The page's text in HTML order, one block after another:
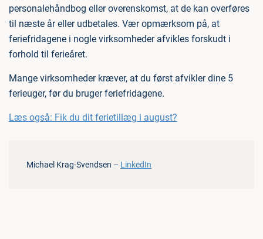
personalehåndbog eller overenskomst, at de kan overføres
til næste år eller udbetales. Vær opmærksom på, at
feriefridagene i nogle virksomheder afvikles forskudt i
forhold til ferieåret.
Mange virksomheder kræver, at du først afvikler dine 5
ferieuger, før du bruger feriefridagene.
Læs også: Fik du dit ferietillæg i august?
Michael Krag-Svendsen – LinkedIn